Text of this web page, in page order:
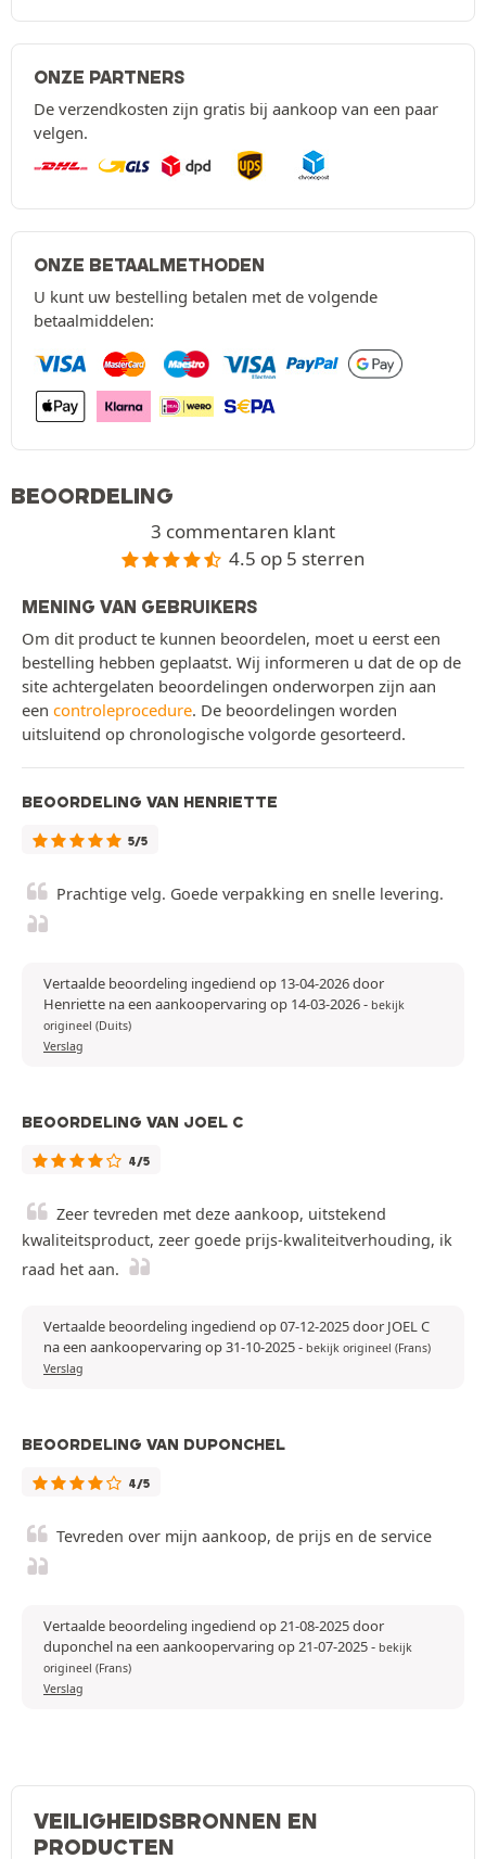
ONZE PARTNERS
De verzendkosten zijn gratis bij aankoop van een paar
velgen.
ONZE BETAALMETHODEN
U kunt uw bestelling betalen met de volgende
betaalmiddelen:
BEOORDELING
3 commentaren klant
4.5 op 5 sterren
MENING VAN GEBRUIKERS
Om dit product te kunnen beoordelen, moet u eerst een
bestelling hebben geplaatst. Wij informeren u dat de op de
site achtergelaten beoordelingen onderworpen zijn aan
een controleprocedure. De beoordelingen worden
uitsluitend op chronologische volgorde gesorteerd.
BEOORDELING VAN HENRIETTE
5/5
Prachtige velg. Goede verpakking en snelle levering.
Vertaalde beoordeling ingediend op 13-04-2026 door
Henriette na een aankoopervaring op 14-03-2026- bekijk
origineel (Duits)
Verslag
BEOORDELING VAN JOEL C
4/5
Zeer tevreden met deze aankoop, uitstekend
kwaliteitsproduct, zeer goede prijs-kwaliteitverhouding, ik
raad het aan.
Vertaalde beoordeling ingediend op 07-12-2025 door JOEL C
na een aankoopervaring op 31-10-2025- bekijk origineel (Frans)
Verslag
BEOORDELING VAN DUPONCHEL
4/5
Tevreden over mijn aankoop, de prijs en de service
Vertaalde beoordeling ingediend op 21-08-2025 door
duponchel na een aankoopervaring op 21-07-2025- bekijk
origineel (Frans)
Verslag
VEILIGHEIDSBRONNEN EN
PRODUCTEN